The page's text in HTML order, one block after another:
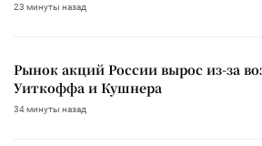
23 минуты назад
Рынок акций России вырос из-за
Уиткоффа и Кушнера
34 минуты назад